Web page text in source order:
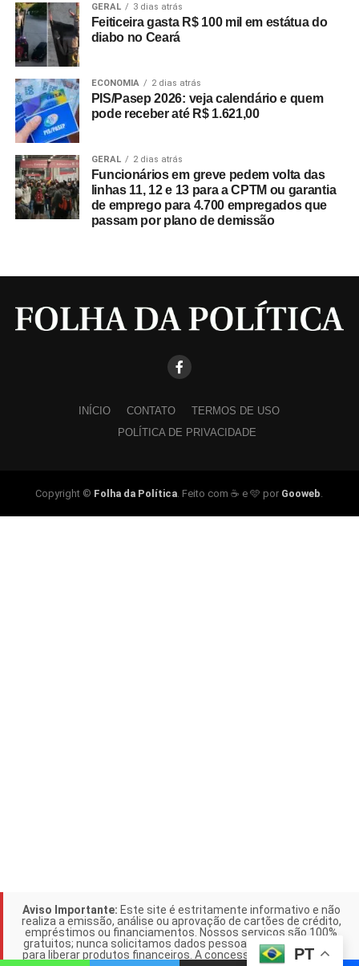
GERAL 3 dias atrás
Feiticeira gasta R$ 100 mil em estátua do
diabo no Ceará
ECONOMIA 2 dias atrás
PIS/Pasep 2026: veja calendário e quem
pode receber até R$ 1.621,00
GERAL 2 dias atrás
Funcionários em greve pedem volta das
linhas 11, 12 e 13 para a CPTM ou garantia
de emprego para 4.700 empregados que
passam por plano de demissão
INÍCIO CONTATO
TERMOS DE USO
POLÍTICA DE PRIVACIDADE
Copyright © Folha da Política . Feito com ☕ e 🩵 por Gooweb
Aviso Importante: Este site é estritamente informativo e não
realiza a emissão, análise ou aprovação de cartões de crédito,
empréstimos ou financiamentos. Nossos serviços são 100%
gratuitos; nunca solicitamos dados pessoais ou pagamentos
para liberar produtos financeiros. A concessão de crédito é de
PT